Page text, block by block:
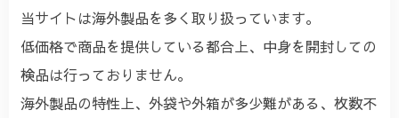
当サイトは海外製品を多く取り扱っています。
低価格で商品を提供している都合上、中身を開封しての
検品は行っておりません。
海外製品の特性上、外袋や外箱が多少難がある、枚数不